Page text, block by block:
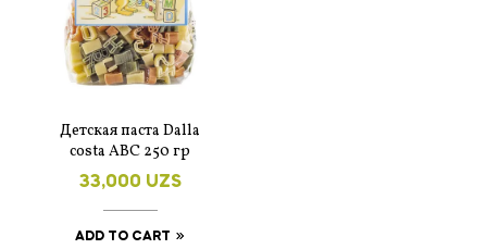
Детская паста Dalla
costa ABC 250 гр
33,000 UZS
ADD TO CART